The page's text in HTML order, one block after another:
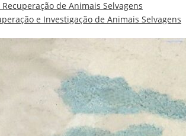
de Animais Selvagens
e Investigação de Animais Selvagens